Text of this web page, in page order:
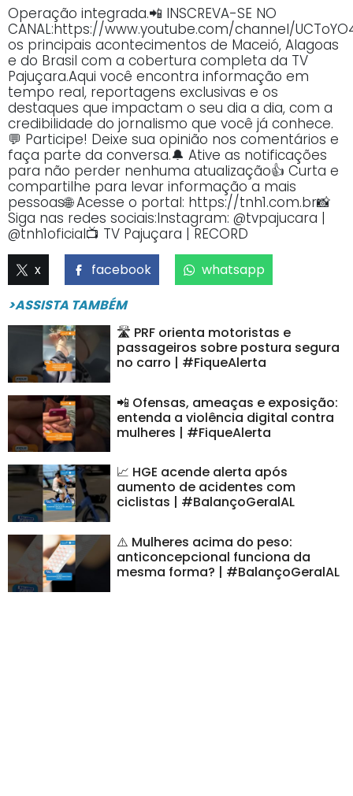
Operação integrada.📲 INSCREVA-SE NO
CANAL:https://www.youtube.com/channel/
os principais acontecimentos de Maceió, Alagoas
e do Brasil com a cobertura completa da TV
Pajuçara.Aqui você encontra informação em
tempo real, reportagens exclusivas e os
destaques que impactam o seu dia a dia, com a
credibilidade do jornalismo que você já conhece.
💬 Participe! Deixe sua opinião nos comentários e
faça parte da conversa.🔔 Ative as notificações
para não perder nenhuma atualização👍 Curta e
compartilhe para levar informação a mais
pessoas🌐 Acesse o portal: https://tnh1.com.br📸
Siga nas redes sociais:Instagram: @tvpajucara |
@tnh1oficial📺 TV Pajuçara | RECORD
x facebook
whatsapp
>ASSISTA TAMBÉM
🛣️ PRF orienta motoristas e
passageiros sobre postura segura
no carro | #FiqueAlerta
📲 Ofensas, ameaças e exposição:
entenda a violência digital contra
mulheres | #FiqueAlerta
📈 HGE acende alerta após
aumento de acidentes com
ciclistas | #BalançoGeralAL
⚠️ Mulheres acima do peso:
anticoncepcional funciona da
mesma forma? | #BalançoGeralAL